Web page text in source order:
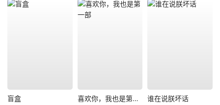
盲盒 喜欢你，我也是第一部 谁在说朕坏话